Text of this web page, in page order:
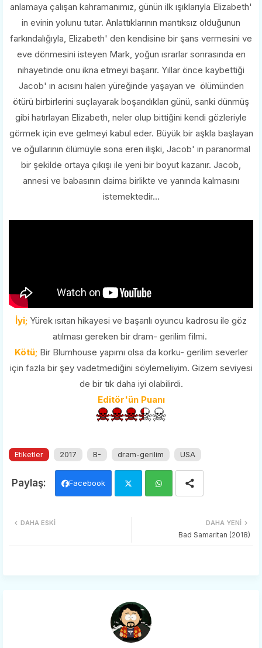
anlamaya çalışan kahramanımız, günün ilk ışıklarıyla Elizabeth'
in evinin yolunu tutar. Anlattıklarının mantıksız olduğunun
farkındalığıyla, Elizabeth' den kendisine bir şans vermesini ve
eve dönmesini isteyen Mark, yoğun ısrarlar sonrasında en
nihayetinde onu ikna etmeyi başarır. Yıllar önce kaybettiği
Jacob' ın acısını halen yüreğinde yaşayan ve ölümünden
ötürü birbirlerini suçlayarak boşandıkları günü, sanki dünmüş
gibi hatırlayan Elizabeth, neler olup bittiğini kendi gözleriyle
görmek için eve gelmeyi kabul eder. Büyük bir aşkla başlayan
ve oğullarının ölümüyle sona eren ilişki, Jacob' ın paranormal
bir şekilde ortaya çıkışı ile yeni bir boyut kazanır. Jacob,
annesi ve babasının daima birlikte ve yanında kalmasını
istemektedir...
İyi; Yürek ısıtan hikayesi ve başarılı oyuncu kadrosu ile göz
atılması gereken bir dram- gerilim filmi.
Kötü;Bir Blumhouse yapımı olsa da korku- gerilim severler
için fazla bir şey vadetmediğini söylemeliyim. Gizem seviyesi
de bir tık daha iyi olabilirdi.
Editör'ün Puanı
Etiketler 2017 B- dram-gerilim USA
Facebook
DAHA YENI
Bad Samaritan (2018)
DAHA ESKI